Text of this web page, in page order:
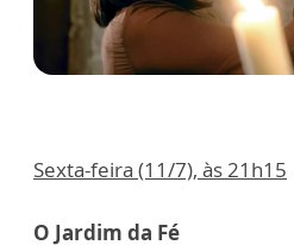
Sexta-feira (11/7), às 21h15
O Jardim da Fé